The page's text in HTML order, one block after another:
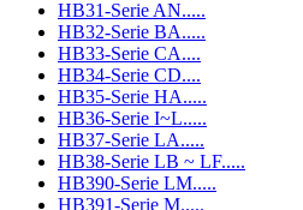
HB31-Serie AN.....
HB32-Serie BA.....
HB33-Serie CA....
HB34-Serie CD....
HB35-Serie HA.....
HB36-Serie I~L.....
HB37-Serie LA.....
HB38-Serie LB ~ LF.....
HB390-Serie LM.....
HB391-Serie M.....